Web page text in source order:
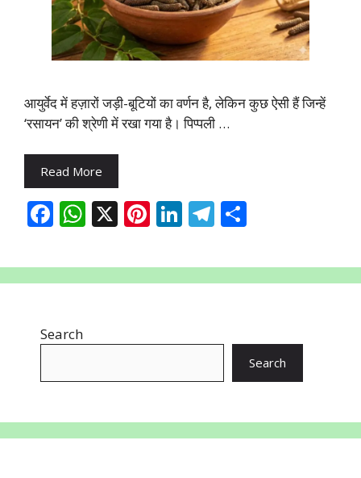
आयुर्वेद में हज़ारों जड़ी-बूटियों का वर्णन है, लेकिन कुछ ऐसी हैं जिन्हें
‘रसायन’ की श्रेणी में रखा गया है। पिप्पली …
Read More
F
e
b
o
W
at
s
p
X Pi
er
e
Li
k
e
n
T
e
gr
m
ar
e
Search
Search